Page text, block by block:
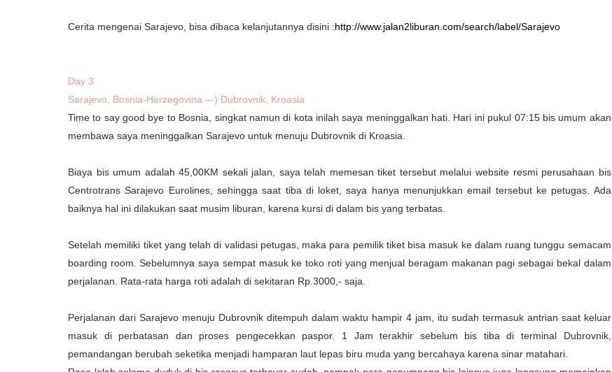
Cerita mengenai Sarajevo, bisa dibaca kelanjutannya disini :http://www.jalan2liburan.com/search/label/Sarajevo
Day 3
Sarajevo, Bosnia-Herzegovina –-) Dubrovnik, Kroasia
Time to say good bye to Bosnia, singkat namun di kota inilah saya meninggalkan hati. Hari ini pukul 07:15 bis umum akan
membawa saya meninggalkan Sarajevo untuk menuju Dubrovnik di Kroasia.
Biaya bis umum adalah 45,00KM sekali jalan, saya telah memesan tiket tersebut melalui website resmi perusahaan bis
Centrotrans Sarajevo Eurolines, sehingga saat tiba di loket, saya hanya menunjukkan email tersebut ke petugas. Ada
baiknya hal ini dilakukan saat musim liburan, karena kursi di dalam bis yang terbatas.
Setelah memiliki tiket yang telah di validasi petugas, maka para pemilik tiket bisa masuk ke dalam ruang tunggu semacam
boarding room. Sebelumnya saya sempat masuk ke toko roti yang menjual beragam makanan pagi sebagai bekal dalam
perjalanan. Rata-rata harga roti adalah di sekitaran Rp.3000,- saja.
Perjalanan dari Sarajevo menuju Dubrovnik ditempuh dalam waktu hampir 4 jam, itu sudah termasuk antrian saat keluar
masuk di perbatasan dan proses pengecekkan paspor. 1 Jam terakhir sebelum bis tiba di terminal Dubrovnik,
pemandangan berubah seketika menjadi hamparan laut lepas biru muda yang bercahaya karena sinar matahari.